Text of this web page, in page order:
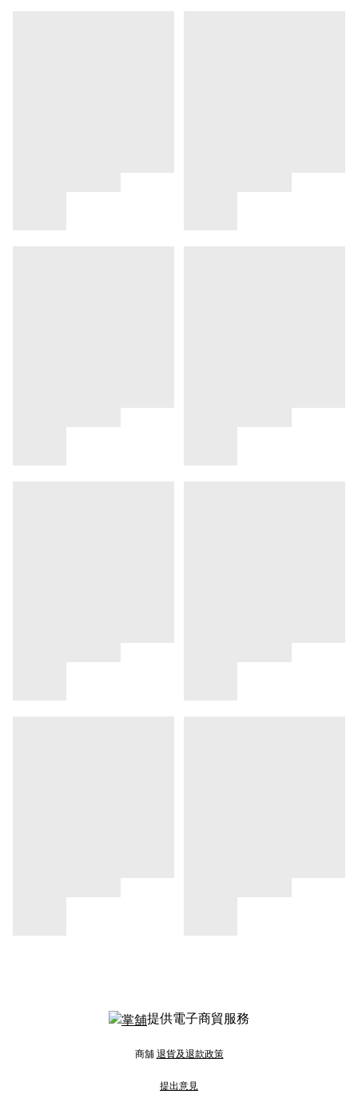
提供電子商貿服務
商舖 退貨及退款政策
提出意見